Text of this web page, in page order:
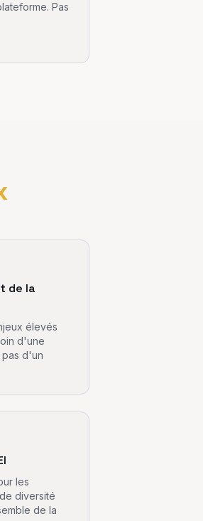
Pas
de la
élevés
d'une
d'un
les
diversité
de la